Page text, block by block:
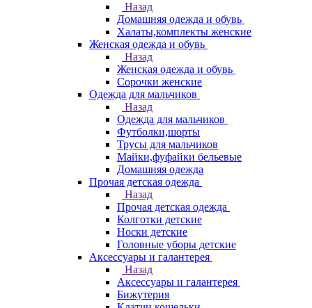
Назад
Домашняя одежда и обувь
Халаты,комплекты женские
Женская одежда и обувь
Назад
Женская одежда и обувь
Сорочки женские
Одежда для мальчиков
Назад
Одежда для мальчиков
Футболки,шорты
Трусы для мальчиков
Майки,фуфайки бельевые
Домашняя одежда
Прочая детская одежда
Назад
Прочая детская одежда
Колготки детские
Носки детские
Головные уборы детские
Аксессуары и галантерея
Назад
Аксессуары и галантерея
Бижутерия